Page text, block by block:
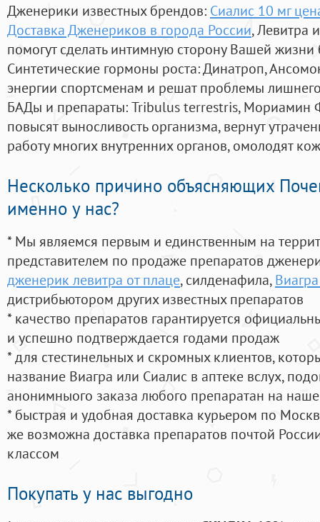
Дженерики известных брендов: Сиалис 10 мг
Доставка Дженериков в города России, Левитра
помогут сделать интимную сторону Вашей
Синтетические гормоны роста: Динатроп,
энергии спортсменам и решат проблемы
БАДы и препараты:Tribulus terrestris, Мориамин
повысят выносливость организма, вернут
работу многих внутренних органов, омолодят
Несколько причино объясняющих
именно у нас?
* Мы являемся первым и единственным на
представителем по продаже препаратов
дженерик левитра от плаце, силденафила,
дистрибьютором других известных препаратов
* качество препаратов гарантируется
и успешно подтверждается годами продаж
* для стестинельных и скромных клиентов,
название Виагра или Сиалис в аптеке вслух,
анонимныого заказа любого препаратан на
* быстрая и удобная доставка курьером по
же возможна доставка препаратов почтой
классом
Покупать у нас выгодно